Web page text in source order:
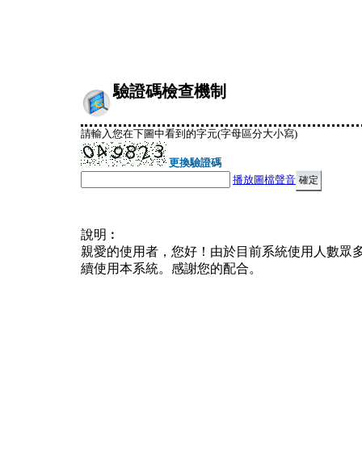
驗證碼檢查機制
請輸入您在下圖中看到的字元(字母區分大小寫)
更換驗證碼
播放圖檔聲音
說明︰
親愛的使用者，您好！由於目前系統使用人數眾
續使用本系統。感謝您的配合。